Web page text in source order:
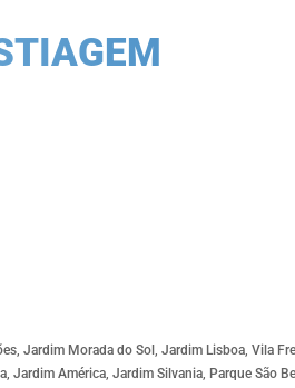
Jardim Morada do Sol, Jardim Lisboa, Vila
América, Jardim Silvania, Parque São